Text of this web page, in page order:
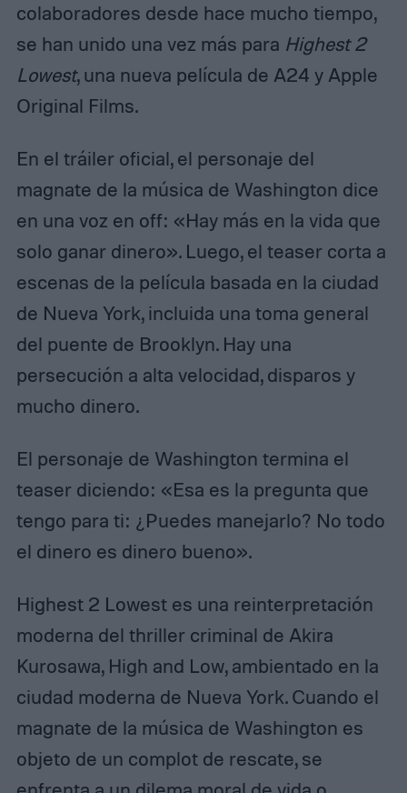
colaboradores desde hace mucho tiempo,
se han unido una vez más para Highest 2
Lowest, una nueva película de A24 y Apple
Original Films.
En el tráiler oficial, el personaje del
magnate de la música de Washington dice
en una voz en off: «Hay más en la vida que
solo ganar dinero». Luego, el teaser corta a
escenas de la película basada en la ciudad
de Nueva York, incluida una toma general
del puente de Brooklyn. Hay una
persecución a alta velocidad, disparos y
mucho dinero.
El personaje de Washington termina el
teaser diciendo: «Esa es la pregunta que
tengo para ti: ¿Puedes manejarlo? No todo
el dinero es dinero bueno».
Highest 2 Lowest es una reinterpretación
moderna del thriller criminal de Akira
Kurosawa, High and Low, ambientado en la
ciudad moderna de Nueva York. Cuando el
magnate de la música de Washington es
objeto de un complot de rescate, se